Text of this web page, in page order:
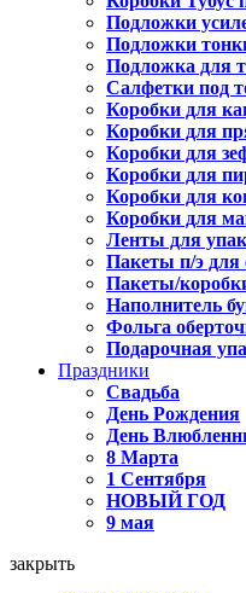
Подложки
Подложки
Подложка для
Салфетки под
Коробки для
Коробки для
Коробки для
Коробки для
Коробки для
Коробки для
Ленты для
Пакеты п/э для
Пакеты/
Наполнитель
Фольга
Подарочная
Праздники
Свадьба
День Рождения
День
8 Марта
1 Сентября
НОВЫЙ ГОД
9 мая
закрыть